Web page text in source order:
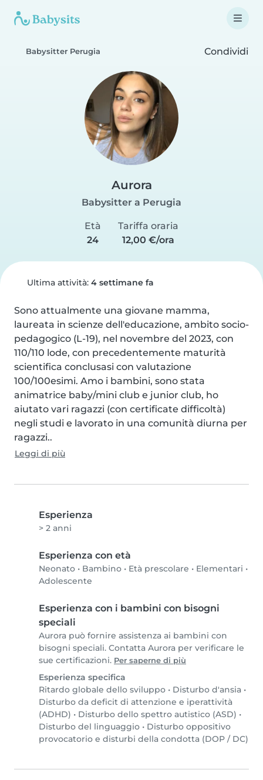
Babysitter Perugia Condividi
Aurora
Babysitter a Perugia
Età
24
Tariffa oraria
12,00 €/ora
Ultima attività: 4 settimane fa
Sono attualmente una giovane mamma,
laureata in scienze dell'educazione, ambito socio-
pedagogico (L-19), nel novembre del 2023, con
110/110 lode, con precedentemente maturità
scientifica conclusasi con valutazione
100/100esimi. Amo i bambini, sono stata
animatrice baby/mini club e junior club, ho
aiutato vari ragazzi (con certificate difficoltà)
negli studi e lavorato in una comunità diurna per
ragazzi..
Leggi di più
Esperienza
> 2 anni
Esperienza con età
Neonato • Bambino • Età prescolare • Elementari •
Adolescente
Esperienza con i bambini con bisogni
speciali
Aurora può fornire assistenza ai bambini con
bisogni speciali. Contatta Aurora per verificare le
sue certificazioni. Per saperne di più
Esperienza specifica
Ritardo globale dello sviluppo • Disturbo d'ansia •
Disturbo da deficit di attenzione e iperattività
(ADHD) • Disturbo dello spettro autistico (ASD) •
Disturbo del linguaggio • Disturbo oppositivo
provocatorio e disturbi della condotta (DOP / DC)